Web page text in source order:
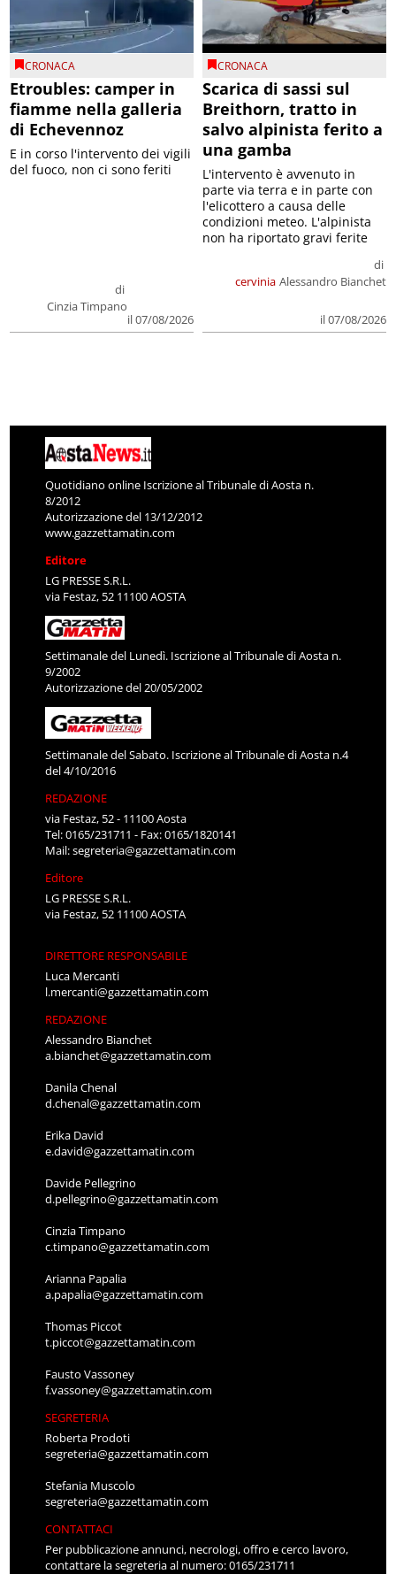
CRONACA
Etroubles: camper in
fiamme nella galleria
di Echevennoz
di
Cinzia Timpano
il 07/08/2026
E in corso l'intervento dei vigili
del fuoco, non ci sono feriti
CRONACA
Scarica di sassi sul
Breithorn, tratto in
salvo alpinista ferito a
una gamba
cervinia
di
Alessandro Bianchet
il 07/08/2026
L'intervento è avvenuto in
parte via terra e in parte con
l'elicottero a causa delle
condizioni meteo. L'alpinista
non ha riportato gravi ferite
Quotidiano online Iscrizione al Tribunale di Aosta n.
8/2012
Autorizzazione del 13/12/2012
www.gazzettamatin.com
Editore
LG PRESSE S.R.L.
via Festaz, 52 11100 AOSTA
Settimanale del Lunedì. Iscrizione al Tribunale di Aosta n.
9/2002
Autorizzazione del 20/05/2002
Settimanale del Sabato. Iscrizione al Tribunale di Aosta n.4
del 4/10/2016
REDAZIONE
via Festaz, 52 - 11100 Aosta
Tel: 0165/231711 - Fax: 0165/1820141
Mail:segreteria@gazzettamatin.com
Editore
LG PRESSE S.R.L.
via Festaz, 52 11100 AOSTA
DIRETTORE RESPONSABILE
Luca Mercanti
l.mercanti@gazzettamatin.com
REDAZIONE
Alessandro Bianchet
a.bianchet@gazzettamatin.com
Danila Chenal
d.chenal@gazzettamatin.com
Erika David
e.david@gazzettamatin.com
Davide Pellegrino
d.pellegrino@gazzettamatin.com
Cinzia Timpano
c.timpano@gazzettamatin.com
Arianna Papalia
a.papalia@gazzettamatin.com
Thomas Piccot
t.piccot@gazzettamatin.com
Fausto Vassoney
f.vassoney@gazzettamatin.com
SEGRETERIA
Roberta Prodoti
segreteria@gazzettamatin.com
Stefania Muscolo
segreteria@gazzettamatin.com
CONTATTACI
Per pubblicazione annunci, necrologi, offro e cerco lavoro,
contattare la segreteria al numero: 0165/231711